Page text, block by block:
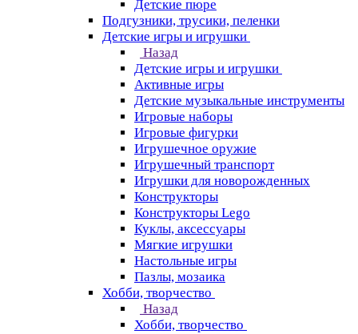
Детские пюре
Подгузники, трусики, пеленки
Детские игры и игрушки
Назад
Детские игры и игрушки
Активные игры
Детские музыкальные инструменты
Игровые наборы
Игровые фигурки
Игрушечное оружие
Игрушечный транспорт
Игрушки для новорожденных
Конструкторы
Конструкторы Lego
Куклы, аксессуары
Мягкие игрушки
Настольные игры
Пазлы, мозаика
Хобби, творчество
Назад
Хобби, творчество